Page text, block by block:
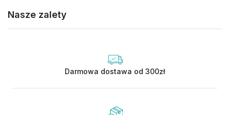
Nasze zalety
Darmowa dostawa od 300zł